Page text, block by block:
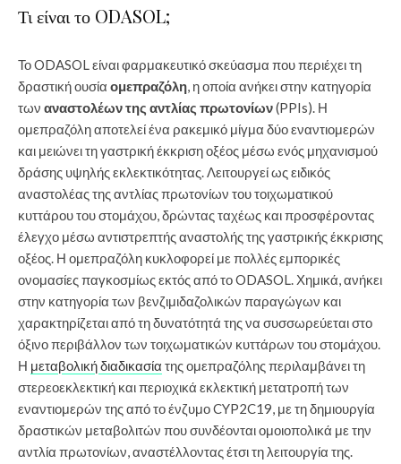
Τι είναι το ODASOL;
Το ODASOL είναι φαρμακευτικό σκεύασμα που περιέχει τη
δραστική ουσία ομεπραζόλη, η οποία ανήκει στην κατηγορία
των αναστολέων της αντλίας πρωτονίων(PPIs). Η
ομεπραζόλη αποτελεί ένα ρακεμικό μίγμα δύο εναντιομερών
και μειώνει τη γαστρική έκκριση οξέος μέσω ενός μηχανισμού
δράσης υψηλής εκλεκτικότητας. Λειτουργεί ως ειδικός
αναστολέας της αντλίας πρωτονίων του τοιχωματικού
κυττάρου του στομάχου, δρώντας ταχέως και προσφέροντας
έλεγχο μέσω αντιστρεπτής αναστολής της γαστρικής έκκρισης
οξέος. Η ομεπραζόλη κυκλοφορεί με πολλές εμπορικές
ονομασίες παγκοσμίως εκτός από το ODASOL. Χημικά, ανήκει
στην κατηγορία των βενζιμιδαζολικών παραγώγων και
χαρακτηρίζεται από τη δυνατότητά της να συσσωρεύεται στο
όξινο περιβάλλον των τοιχωματικών κυττάρων του στομάχου.
Η μεταβολική διαδικασία της ομεπραζόλης περιλαμβάνει τη
στερεοεκλεκτική και περιοχικά εκλεκτική μετατροπή των
εναντιομερών της από το ένζυμο CYP2C19, με τη δημιουργία
δραστικών μεταβολιτών που συνδέονται ομοιοπολικά με την
αντλία πρωτονίων, αναστέλλοντας έτσι τη λειτουργία της.